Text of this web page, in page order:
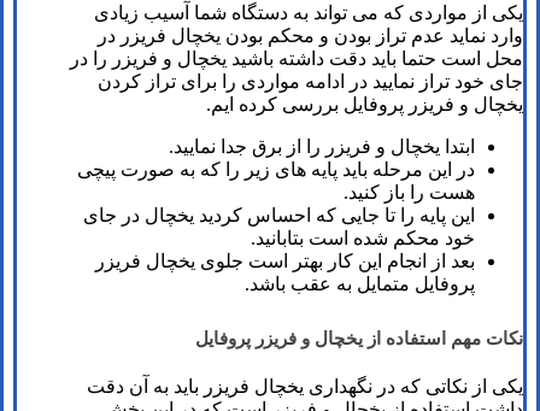
یکی از مواردی که می تواند به دستگاه شما آسیب زیادی
وارد نماید عدم تراز بودن و محکم بودن یخچال فریزر در
محل است حتما باید دقت داشته باشید یخچال و فریزر را در
جای خود تراز نمایید در ادامه مواردی را برای تراز کردن
یخچال و فریزر پروفایل بررسی کرده ایم.
ابتدا یخچال و فریزر را از برق جدا نمایید.
در این مرحله باید پایه های زیر را که به صورت پیچی
هست را باز کنید.
این پایه را تا جایی که احساس کردید یخچال در جای
خود محکم شده است بتابانید.
بعد از انجام این کار بهتر است جلوی یخچال فریزر
پروفایل متمایل به عقب باشد.
نکات مهم استفاده از یخچال و فریزر پروفایل
یکی از نکاتی که در نگهداری یخچال فریزر باید به آن دقت